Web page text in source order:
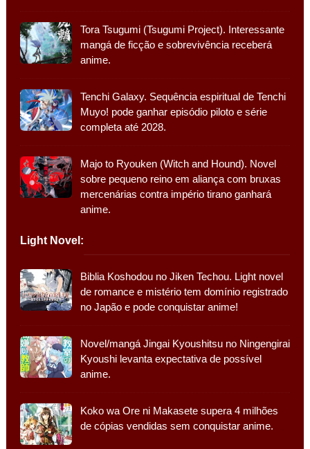
Tora Tsugumi (Tsugumi Project). Interessante
mangá de ficção e sobrevivência receberá
anime.
Tenchi Galaxy. Sequência espiritual de Tenchi
Muyo! pode ganhar episódio piloto e série
completa até 2028.
Majo to Ryouken (Witch and Hound). Novel
sobre pequeno reino em aliança com bruxas
mercenárias contra império tirano ganhará
anime.
Light Novel:
Biblia Koshodou no Jiken Techou. Light novel
de romance e mistério tem domínio registrado
no Japão e pode conquistar anime!
Novel/mangá Jingai Kyoushitsu no Ningengirai
Kyoushi levanta expectativa de possível
anime.
Koko wa Ore ni Makasete supera 4 milhões
de cópias vendidas sem conquistar anime.